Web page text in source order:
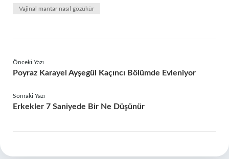
Vajinal mantar nasıl gözükür
Önceki Yazı
Poyraz Karayel Ayşegül Kaçıncı Bölümde Evleniyor
Sonraki Yazı
Erkekler 7 Saniyede Bir Ne Düşünür